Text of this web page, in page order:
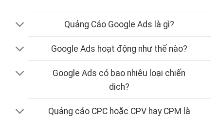
Quảng Cáo Google Ads là gì?
Google Ads hoạt động như thế nào?
Google Ads có bao nhiêu loại chiến
dịch?
Quảng cáo CPC hoặc CPV hay CPM là